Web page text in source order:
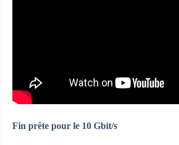
Fin prête pour le 10 Gbit/s